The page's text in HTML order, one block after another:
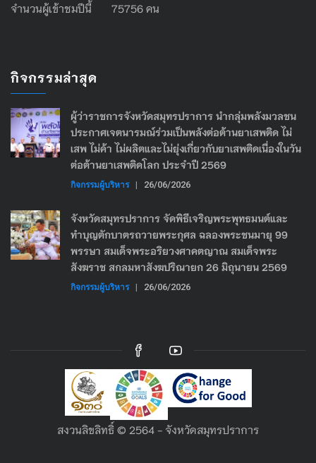
จำนวนผู้เข้าชมปีนี้ 75756 คน
กิจกรรมล่าสุด
ผู้ว่าราชการจังหวัดสมุทรปราการ นำกลุ่มพลังมวลชน
ประกาศเจตนารมณ์ร่วมเป็นพลังต่อต้านยาเสพติด ไม่
เสพ ไม่ค้า ไม่ผลิตและไม่ยุ่งเกี่ยวกับยาเสพติดเนื่องในวัน
ต่อต้านยาเสพติดโลก ประจำปี 2569
กิจกรรมผู้บริหาร | 26/06/2026
จังหวัดสมุทรปราการ จัดพิธีเจริญพระพุทธมนต์และ
ทำบุญตักบาตรถวายพระกุศล ฉลองพระชนมายุ 99
พรรษา สมเด็จพระอริยวงศาคตญาณ สมเด็จพระ
สังฆราช สกลมหาสังฆปริณายก 26 มิถุนายน 2569
กิจกรรมผู้บริหาร | 26/06/2026
สงวนลิขลิทธิ์ © 2564 - จังหวัดสมุทรปราการ